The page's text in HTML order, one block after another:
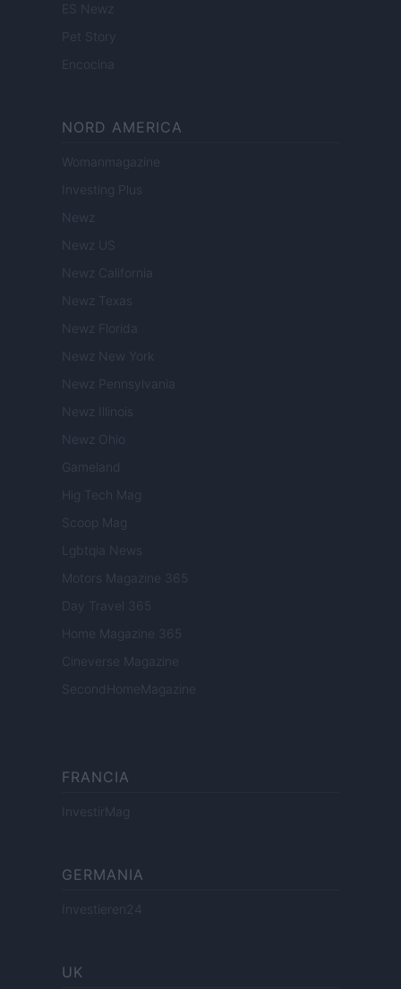
ES Newz
Pet Story
Encocina
NORD AMERICA
Womanmagazine
Investing Plus
Newz
Newz US
Newz California
Newz Texas
Newz Florida
Newz New York
Newz Pennsylvania
Newz Illinois
Newz Ohio
Gameland
Hig Tech Mag
Scoop Mag
Lgbtqia News
Motors Magazine 365
Day Travel 365
Home Magazine 365
Cineverse Magazine
SecondHomeMagazine
FRANCIA
InvestirMag
GERMANIA
Investieren24
UK